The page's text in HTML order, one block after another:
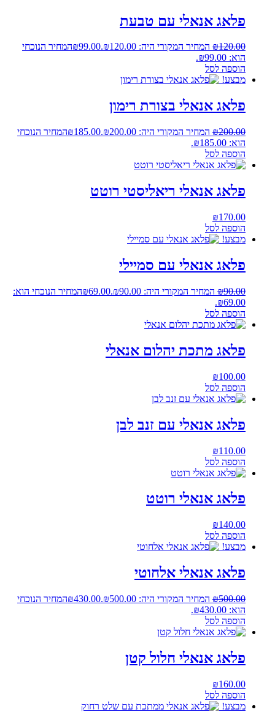
פלאג אנאלי עם טבעת
₪120.00 המחיר המקורי היה: ₪120.00. ₪99.00
המחיר הנוכחי
הוא: ₪99.00.
הוספה לסל
מבצע!
פלאג אנאלי בצורת רימון
₪200.00 המחיר המקורי היה: ₪200.00. ₪185.00
המחיר הנוכחי
הוא: ₪185.00.
הוספה לסל
פלאג אנאלי ריאליסטי רוטט
₪170.00
הוספה לסל
מבצע!
פלאג אנאלי עם סמיילי
₪90.00 המחיר המקורי היה: ₪90.00. ₪69.00
המחיר הנוכחי הוא:
₪69.00.
הוספה לסל
פלאג מתכת יהלום אנאלי
₪100.00
הוספה לסל
פלאג אנאלי עם זנב לבן
₪110.00
הוספה לסל
פלאג אנאלי רוטט
₪140.00
הוספה לסל
מבצע!
פלאג אנאלי אלחוטי
₪500.00 המחיר המקורי היה: ₪500.00. ₪430.00
המחיר הנוכחי
הוא: ₪430.00.
הוספה לסל
פלאג אנאלי חלול קטן
₪160.00
הוספה לסל
מבצע!